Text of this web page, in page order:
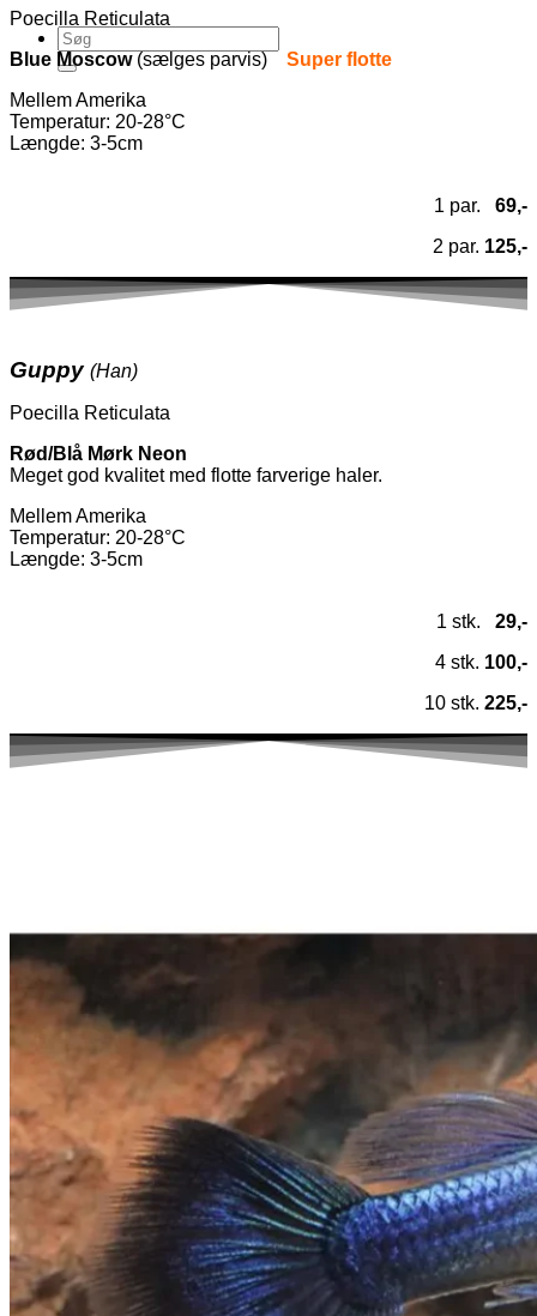
Poecilla Reticulata
Blue Moscow (sælges parvis) Super flotte
Mellem Amerika
Temperatur: 20-28°C
Længde: 3-5cm
1 par.
69,-
2 par. 125,-
Guppy (Han)
Poecilla Reticulata
Rød/Blå Mørk Neon
Meget god kvalitet med flotte farverige haler.
Mellem Amerika
Temperatur: 20-28°C
Længde: 3-5cm
1 stk.
29,-
4 stk. 100,-
10 stk. 225,-